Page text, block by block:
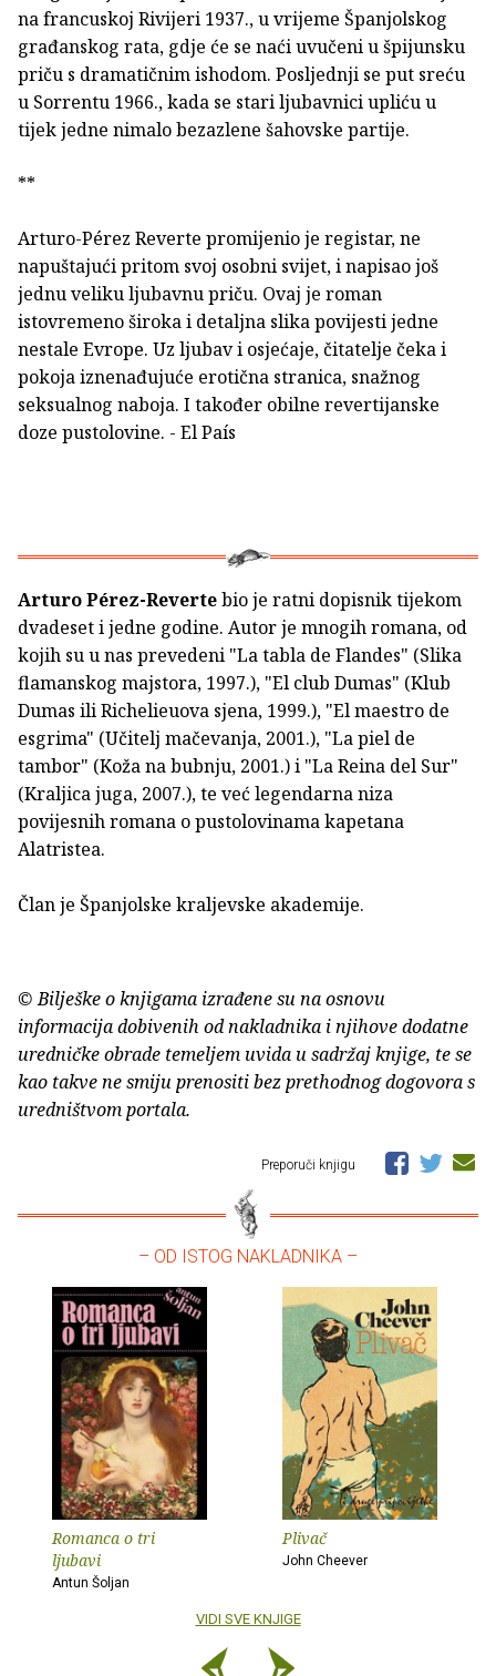
na francuskoj Rivijeri 1937., u vrijeme Španjolskog
građanskog rata, gdje će se naći uvučeni u špijunsku
priču s dramatičnim ishodom. Posljednji se put sreću
u Sorrentu 1966., kada se stari ljubavnici upliću u
tijek jedne nimalo bezazlene šahovske partije.
**
Arturo-Pérez Reverte promijenio je registar, ne
napuštajući pritom svoj osobni svijet, i napisao još
jednu veliku ljubavnu priču. Ovaj je roman
istovremeno široka i detaljna slika povijesti jedne
nestale Evrope. Uz ljubav i osjećaje, čitatelje čeka i
pokoja iznenađujuće erotična stranica, snažnog
seksualnog naboja. I također obilne revertijanske
doze pustolovine. - El País
Arturo Pérez-Revertebio je ratni dopisnik tijekom
dvadeset i jedne godine. Autor je mnogih romana, od
kojih su u nas prevedeni "La tabla de Flandes" (Slika
flamanskog majstora, 1997.), "El club Dumas" (Klub
Dumas ili Richelieuova sjena, 1999.), "El maestro de
esgrima" (Učitelj mačevanja, 2001.), "La piel de
tambor" (Koža na bubnju, 2001.) i "La Reina del Sur"
(Kraljica juga, 2007.), te već legendarna niza
povijesnih romana o pustolovinama kapetana
Alatristea.
Član je Španjolske kraljevske akademije.
© Bilješke o knjigama izrađene su na osnovu
informacija dobivenih od nakladnika i njihove dodatne
uredničke obrade temeljem uvida u sadržaj knjige, te se
kao takve ne smiju prenositi bez prethodnog dogovora s
uredništvom portala.
Preporuči knjigu
– OD ISTOG NAKLADNIKA –
Romanca o tri
ljubavi
Antun Šoljan
Plivač
John Cheever
VIDI SVE KNJIGE